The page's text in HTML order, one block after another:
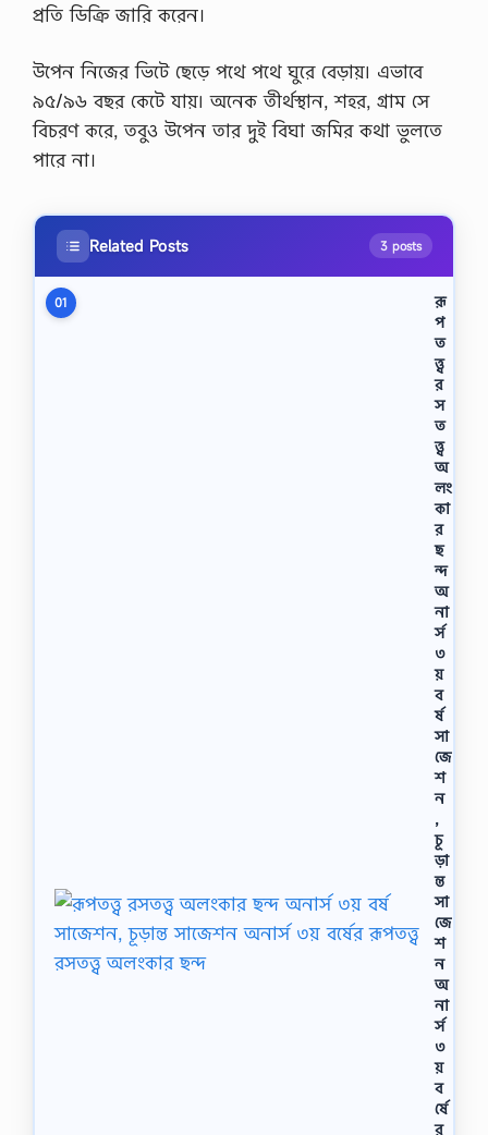
প্রতি ডিক্রি জারি করেন।
উপেন নিজের ভিটে ছেড়ে পথে পথে ঘুরে বেড়ায়৷ এভাবে
৯৫/৯৬ বছর কেটে যায়৷ অনেক তীর্থস্থান, শহর, গ্রাম সে
বিচরণ করে, তবুও উপেন তার দুই বিঘা জমির কথা ভুলতে
পারে না।
Related Posts 3 posts
01
রূ
প
ত
ত্ত্ব
র
স
ত
ত্ত্ব
অ
লং
কা
র
ছ
ন্দ
অ
না
র্স
৩
য়
ব
র্ষ
সা
জে
শ
ন
,
চূ
ড়া
ন্ত
সা
জে
শ
ন
অ
না
র্স
৩
য়
ব
র্ষে
র